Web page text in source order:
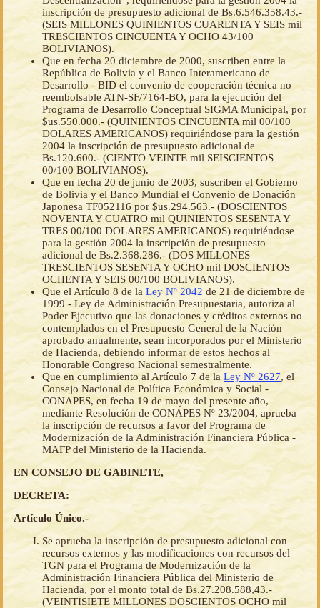
inscripción de presupuesto adicional de Bs.6.546.358.43.-
(SEIS MILLONES QUINIENTOS CUARENTA Y SEIS mil
TRESCIENTOS CINCUENTA Y OCHO 43/100
BOLIVIANOS).
Que en fecha 20 diciembre de 2000, suscriben entre la
República de Bolivia y el Banco Interamericano de
Desarrollo - BID el convenio de cooperación técnica no
reembolsable ATN-SF/7164-BO, para la ejecución del
Programa de Desarrollo Conceptual SIGMA Municipal, por
$us.550.000.- (QUINIENTOS CINCUENTA mil 00/100
DOLARES AMERICANOS) requiriéndose para la gestión
2004 la inscripción de presupuesto adicional de
Bs.120.600.- (CIENTO VEINTE mil SEISCIENTOS
00/100 BOLIVIANOS).
Que en fecha 20 de junio de 2003, suscriben el Gobierno
de Bolivia y el Banco Mundial el Convenio de Donación
Japonesa TF052116 por $us.294.563.- (DOSCIENTOS
NOVENTA Y CUATRO mil QUINIENTOS SESENTA Y
TRES 00/100 DOLARES AMERICANOS) requiriéndose
para la gestión 2004 la inscripción de presupuesto
adicional de Bs.2.368.286.- (DOS MILLONES
TRESCIENTOS SESENTA Y OCHO mil DOSCIENTOS
OCHENTA Y SEIS 00/100 BOLIVIANOS).
Que el Artículo 8 de la Ley Nº 2042 de 21 de diciembre de
1999 - Ley de Administración Presupuestaria, autoriza al
Poder Ejecutivo que las donaciones y créditos externos no
contemplados en el Presupuesto General de la Nación
aprobado anualmente, sean incorporados por el Ministerio
de Hacienda, debiendo informar de estos hechos al
Honorable Congreso Nacional semestralmente.
Que en cumplimiento al Artículo 7 de la Ley Nº 2627, el
Consejo Nacional de Política Económica y Social -
CONAPES, en fecha 19 de mayo del presente año,
mediante Resolución de CONAPES Nº 23/2004, aprueba
la inscripción de recursos a favor del Programa de
Modernización de la Administración Financiera Pública -
MAFP del Ministerio de la Hacienda.
EN CONSEJO DE GABINETE,
DECRETA:
Artículo Único.-
Se aprueba la inscripción de presupuesto adicional con
recursos externos y las modificaciones con recursos del
TGN para el Programa de Modernización de la
Administración Financiera Pública del Ministerio de
Hacienda, por el monto total de Bs.27.208.588,43.-
(VEINTISIETE MILLONES DOSCIENTOS OCHO mil